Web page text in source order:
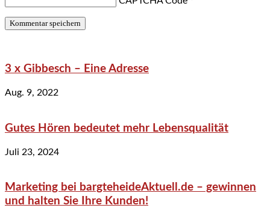
3 x Gibbesch – Eine Adresse
Aug. 9, 2022
Gutes Hören bedeutet mehr Lebensqualität
Juli 23, 2024
Marketing bei bargteheideAktuell.de – gewinnen
und halten Sie Ihre Kunden!